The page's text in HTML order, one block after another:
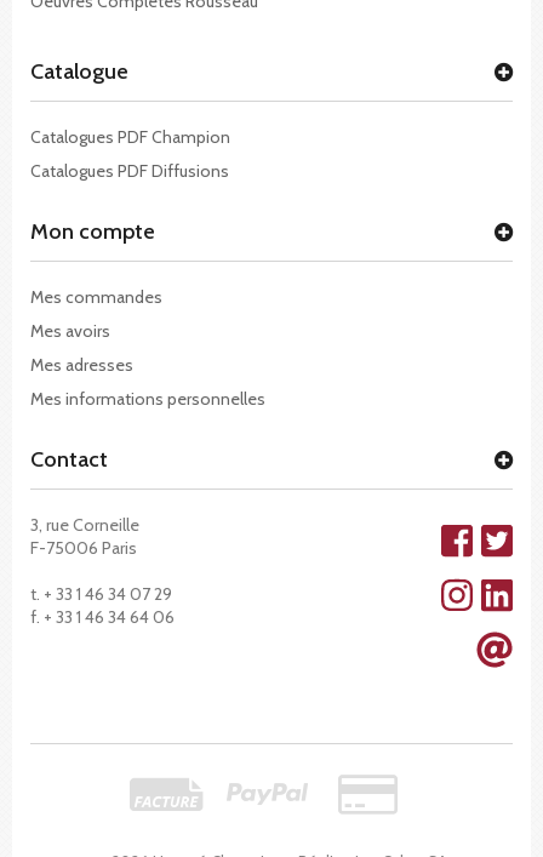
Catalogue
Catalogues PDF Champion
Catalogues PDF Diffusions
Mon compte
Mes commandes
Mes avoirs
Mes adresses
Mes informations personnelles
Contact
3, rue Corneille
F-75006 Paris
t. + 33 1 46 34 07 29
f. + 33 1 46 34 64 06